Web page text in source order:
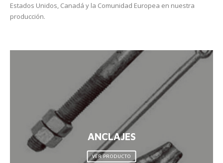
Estados Unidos, Canadá y la Comunidad Europea en nuestra
producción.
ANCLAJES
VER PRODUCTO